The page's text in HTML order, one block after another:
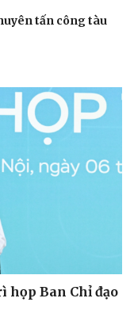
tấn công tàu
họp Ban Chỉ đạo